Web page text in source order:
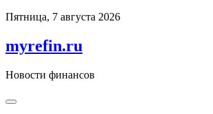
Перейти
содержимому
Пятница, 7 августа 2026
myrefin.ru
Новости финансов